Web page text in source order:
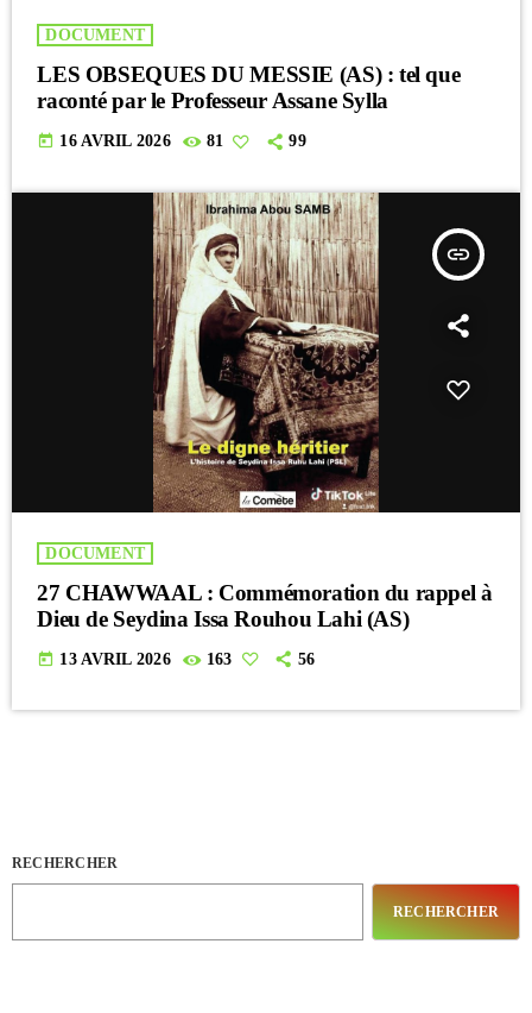
DOCUMENT
LES OBSEQUES DU MESSIE (AS) : tel que
raconté par le Professeur Assane Sylla
today 16 AVRIL 2026 81 99
insert_link
DOCUMENT
27 CHAWWAAL : Commémoration du rappel à
Dieu de Seydina Issa Rouhou Lahi (AS)
today 13 AVRIL 2026 163 56
RECHERCHER
RECHERCHER